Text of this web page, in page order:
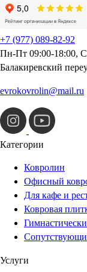
+7 (977) 089-82-92
Пн-Пт 09:00-18:00,
Балакиревский
evrokovrolin@mail.ru
Категории
Ковролин
Офисный
Для кафе и
Ковровая
Услуги